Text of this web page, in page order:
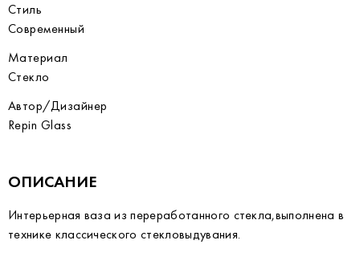
Стиль
Современный
Материал
Стекло
Автор/Дизайнер
Repin Glass
ОПИСАНИЕ
Интерьерная ваза из переработанного стекла,выполнена в
технике классического стекловыдувания.